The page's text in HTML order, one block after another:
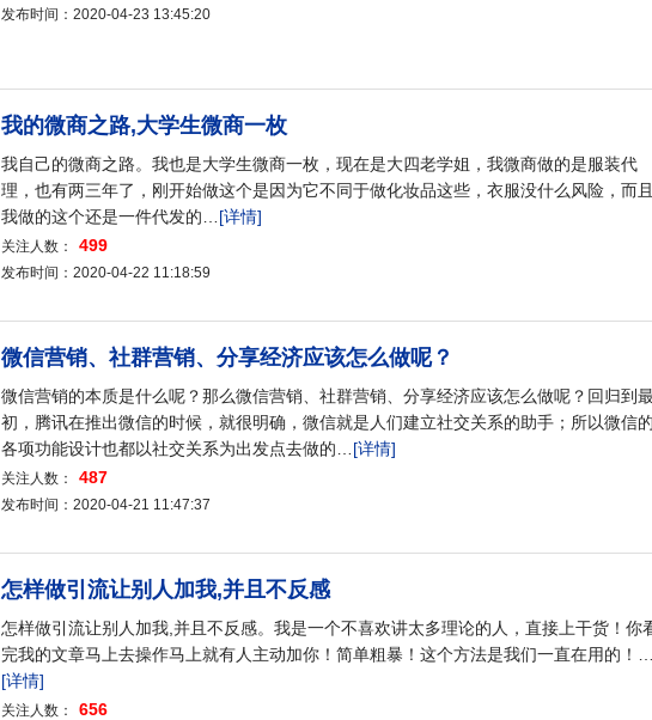
发布时间：2020-04-23 13:45:20
我的微商之路,大学生微商一枚
我自己的微商之路。我也是大学生微商一枚，现在是大四老学姐，我微商做的是服装代
理，也有两三年了，刚开始做这个是因为它不同于做化妆品这些，衣服没什么风险，而且
我做的这个还是一件代发的… [详情]
关注人数： 499
发布时间：2020-04-22 11:18:59
微信营销、社群营销、分享经济应该怎么做呢？
微信营销的本质是什么呢？那么微信营销、社群营销、分享经济应该怎么做呢？回归到
初，腾讯在推出微信的时候，就很明确，微信就是人们建立社交关系的助手；所以微信的
各项功能设计也都以社交关系为出发点去做的… [详情]
关注人数： 487
发布时间：2020-04-21 11:47:37
怎样做引流让别人加我,并且不反感
怎样做引流让别人加我,并且不反感。我是一个不喜欢讲太多理论的人，直接上干货！你
完我的文章马上去操作马上就有人主动加你！简单粗暴！这个方法是我们一直在用的！…
[详情]
关注人数： 656